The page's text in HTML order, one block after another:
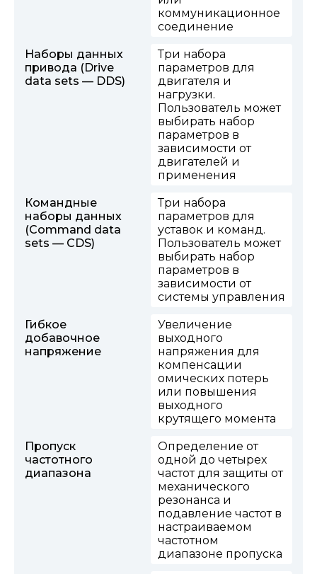
коммуникационное
соединение
Наборы данных
привода (Drive
data sets — DDS)
Три набора
параметров для
двигателя и
нагрузки.
Пользователь может
выбирать набор
параметров в
зависимости от
двигателей и
применения
Командные
наборы данных
(Command data
sets — CDS)
Три набора
параметров для
уставок и команд.
Пользователь может
выбирать набор
параметров в
зависимости от
системы управления
Гибкое
добавочное
напряжение
Увеличение
выходного
напряжения для
компенсации
омических потерь
или повышения
выходного
крутящего момента
Пропуск
частотного
диапазона
Определение от
одной до четырех
частот для защиты от
механического
резонанса и
подавление частот в
настраиваемом
частотном
диапазоне пропуска